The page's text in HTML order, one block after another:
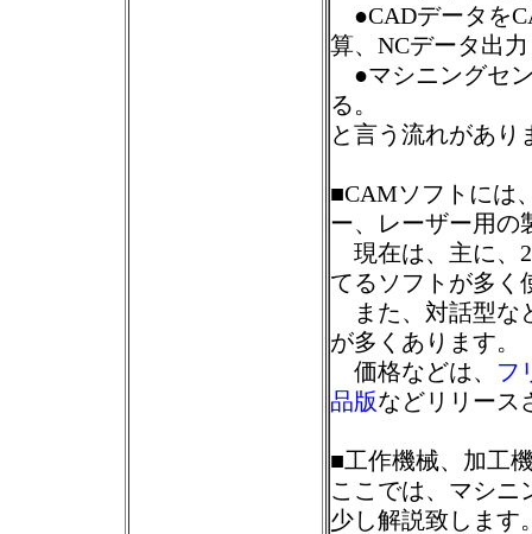
●CADデータを
算、NCデータ出力
●マシニングセ
る。
と言う流れがあり
■CAMソフトには
ー、レーザー用の
現在は、主に、2
てるソフトが多く
また、対話型な
が多くあります。
価格などは、
フ
品版などリリース
■工作機械、加工
ここでは、マシニ
少し解説致します